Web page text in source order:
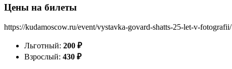
Цены на билеты
https://kudamoscow.ru/event/vystavka-govard-shatts-25-let-v-fotografii/
Льготный: 200 ₽
Взрослый: 430 ₽